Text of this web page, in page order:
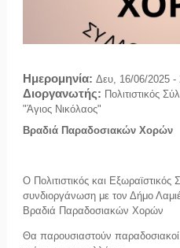
Ημερομηνία: Δευ, 16/06/2025 -
Διοργανωτής: Πολιτιστικός
"Άγιος Νικόλαος"
Βραδιά Παραδοσιακών Χορών
Ο Πολιτιστικός και
συνδιοργάνωση με τον Δήμο
Βραδιά Παραδοσιακών Χορών
Θα παρουσιαστούν παραδοσιακοί